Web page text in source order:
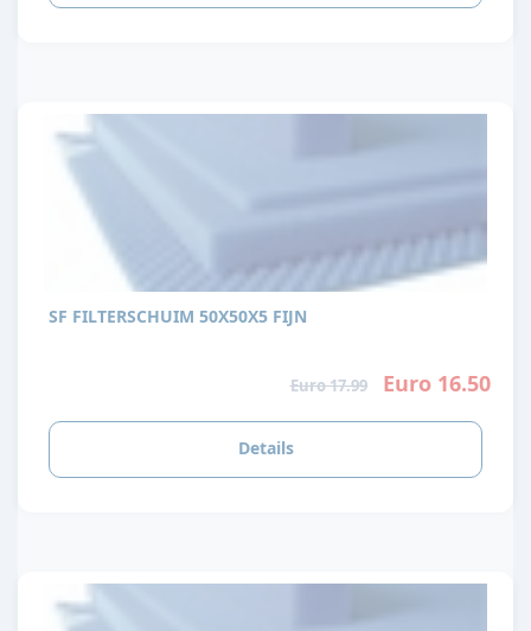
SF FILTERSCHUIM 50X50X5 FIJN
Euro 17.99 Euro 16.50
Details